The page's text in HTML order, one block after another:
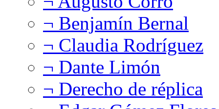
¬ Benjamín Bernal
¬ Claudia Rodríguez
¬ Dante Limón
¬ Derecho de réplica